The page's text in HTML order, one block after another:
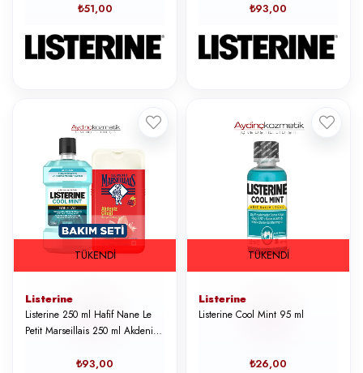
₺51,00 ₺93,00
TÜKENDI
Listerine
Listerine 250 ml Hafif Nane Le
Petit Marseillais 250 ml Akdeniz
₺93,00
TÜKENDI
Listerine
Listerine Cool Mint 95 ml
₺26,00